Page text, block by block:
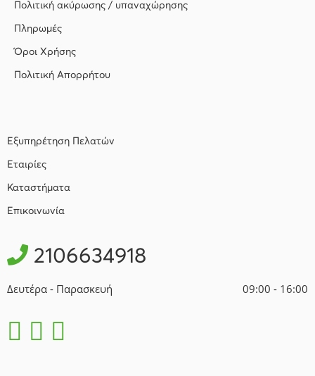
Πολιτική ακύρωσης / υπαναχώρησης
Πληρωμές
Όροι Χρήσης
Πολιτική Απορρήτου
Εξυπηρέτηση Πελατών
Εταιρίες
Καταστήματα
Επικοινωνία
2106634918
Δευτέρα - Παρασκευή 09:00 - 16:00